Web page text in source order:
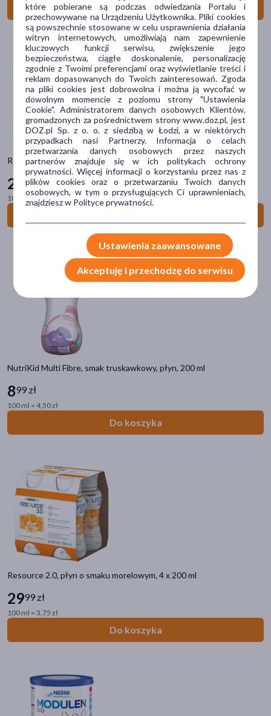
Do koszyka
Resource 2.0+Fibre, płyn o smaku owoców leśnych, 4 x 200 ml
29 79 zł
100 ml = 3,72 zł
NutriKid Multi Fibre, smak truskawkowy, płyn, 200 ml
899 zł
100 ml = 4,50 zł
Do koszyka
Resource 2.0, płyn o smaku morelowym, 4 x 200 ml
2999 zł
100 ml = 3,75 zł
Do koszyka
Postać
płyn(63)
proszek
saszetki(7)
chusteczki(4)
kapsułki(1)
pokaż więcej
Smak
czekoladowy(15)
waniliowy(14)
(6)
pokaż więcej
Alergeny
mleko krowie
soja(39)
ryby(15)
kompletna(48)
wysokobiałkowa (36)
niekompletna (cząstkowa)
bezresztkowa(2)
Zalecenia żywieniowe
Bez glutenu
Zawiera mleko
Zawiera soję(22)
pokaż więcej
Linia produktowa
które pobierane są podczas odwiedzania Portalu i
przechowywane na Urządzeniu Użytkownika. Pliki cookies
są powszechnie stosowane w celu usprawnienia działania
witryn internetowych, umożliwiają nam zapewnienie
kluczowych funkcji serwisu, zwiększenie jego
bezpieczeństwa, ciągłe doskonalenie, personalizację
zgodnie z Twoimi preferencjami oraz wyświetlanie treści i
reklam dopasowanych do Twoich zainteresowań. Zgoda
na pliki cookies jest dobrowolna i można ją wycofać w
dowolnym momencie z poziomu strony "Ustawienia
Cookie". Administratorem danych osobowych Klientów,
gromadzonych za pośrednictwem strony www.doz.pl, jest
DOZ.pl Sp. z o. o. z siedzibą w Łodzi, a w niektórych
przypadkach nasi Partnerzy. Informacja o celach
przetwarzania danych osobowych przez naszych
partnerów znajduje się w ich politykach ochrony
prywatności. Więcej informacji o korzystaniu przez nas z
plików cookies oraz o przetwarzaniu Twoich danych
osobowych, w tym o przysługujących Ci uprawnieniach,
znajdziesz w Polityce prywatności.
Ustawienia zaawansowane
Akceptuję i przechodzę do serwisu